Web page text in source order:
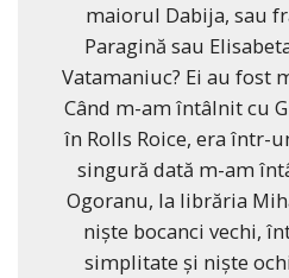
maiorul Dabija, sau
Paragină sau
Vatamaniuc? Ei au fost
Când m-am întâlnit cu
în Rolls Roice, era într-
singură dată m-am
Ogoranu, la librăria
niște bocanci vechi,
simplitate și niște